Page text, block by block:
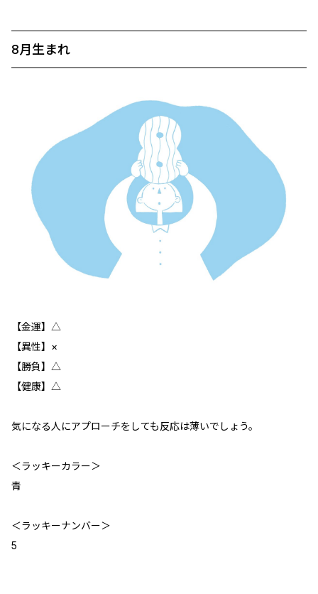
8月生まれ
【金運】△
【異性】×
【勝負】△
【健康】△
気になる人にアプローチをしても反応は薄いでしょう。
＜ラッキーカラー＞
青
＜ラッキーナンバー＞
5